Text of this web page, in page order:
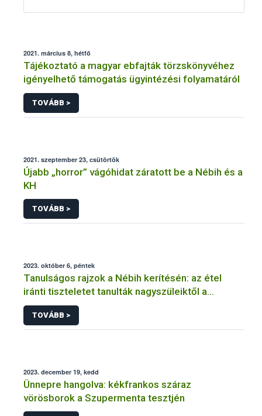
2021. március 8, hétfő
Tájékoztató a magyar ebfajták törzskönyvéhez
igényelhető támogatás ügyintézési folyamatáról
TOVÁBB >
2021. szeptember 23, csütörtök
Újabb „horror” vágóhidat záratott be a Nébih és a
KH
TOVÁBB >
2023. október 6, péntek
Tanulságos rajzok a Nébih kerítésén: az étel
iránti tiszteletet tanulták nagyszüleiktől a
gyerekek
TOVÁBB >
2023. december 19, kedd
Ünnepre hangolva: kékfrankos száraz
vörösborok a Szupermenta tesztjén